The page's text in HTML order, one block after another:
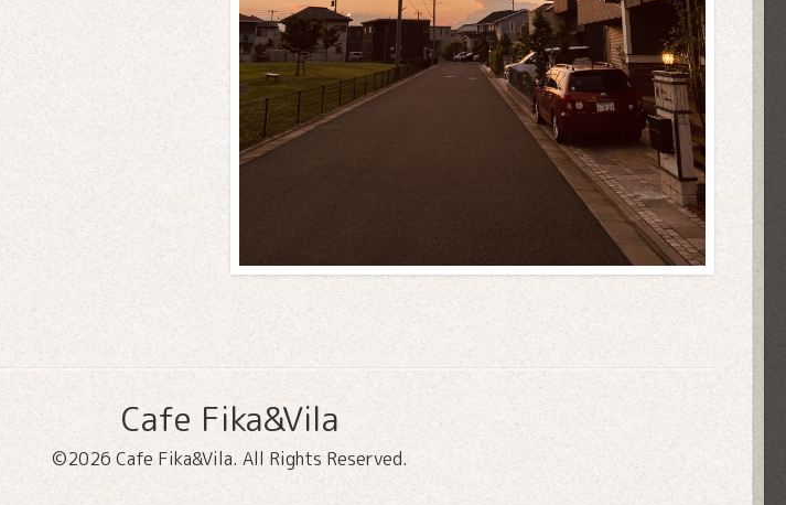
Cafe Fika&Vila
©2026Cafe Fika&Vila. All Rights Reserved.